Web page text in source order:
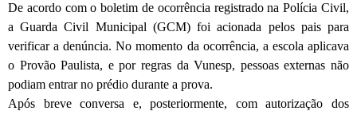
De acordo com o boletim de ocorrência registrado na Polícia Civil,
a Guarda Civil Municipal (GCM) foi acionada pelos pais para
verificar a denúncia. No momento da ocorrência, a escola aplicava
o Provão Paulista, e por regras da Vunesp, pessoas externas não
podiam entrar no prédio durante a prova.
Após breve conversa e, posteriormente, com autorização dos